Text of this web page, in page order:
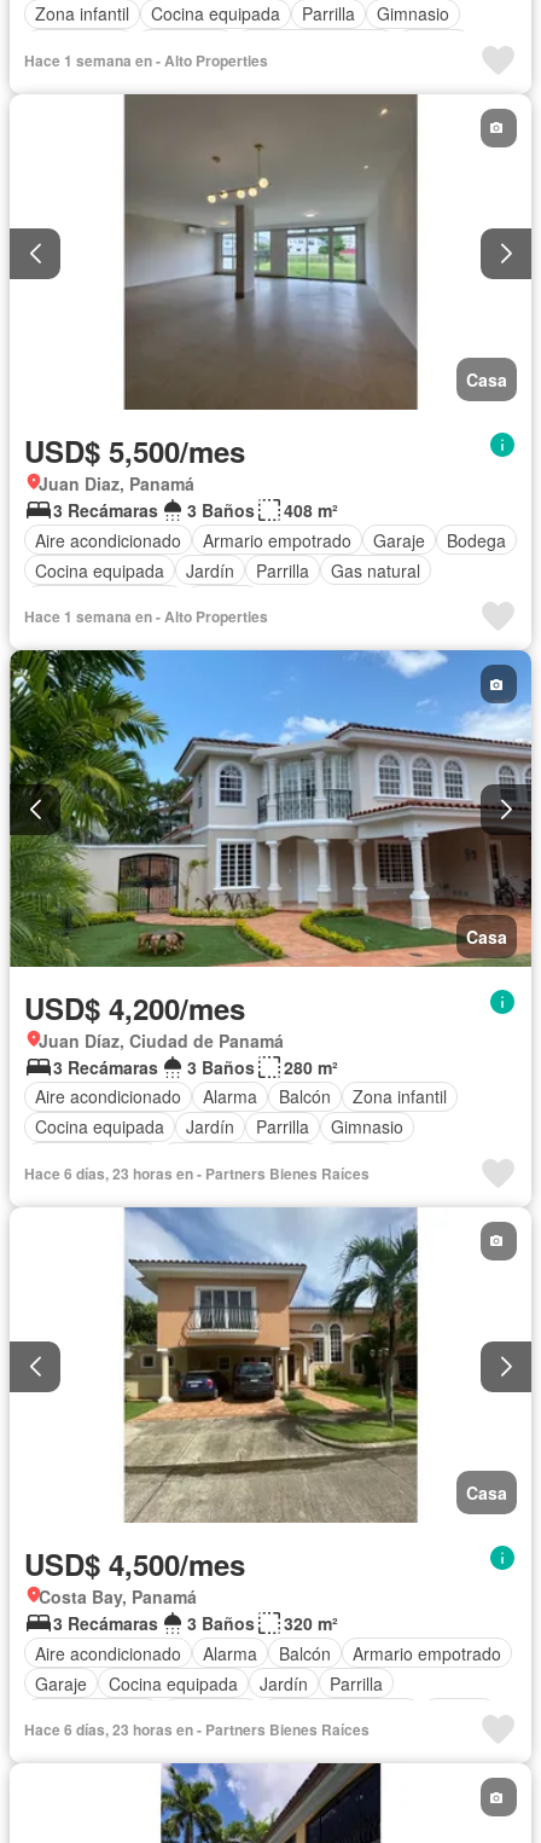
Zona infantil
Cocina equipada Parrilla
Gimnasio
Cancha de tenis
Hace 1 semana en - Alto Properties
Casa
USD$ 5,500/mes
Juan Diaz, Panamá
3 Recámaras
3 Baños
408 m²
Aire acondicionado
Armario empotrado Garaje
Bodega
Cocina equipada
Jardín Parrilla
Gas natural
Hace 1 semana en - Alto Properties
Casa
USD$ 4,200/mes
Juan Díaz, Ciudad de Panamá
3 Recámaras
3 Baños
280 m²
Aire acondicionado
Alarma Balcón
Zona infantil
Cocina equipada
Jardín Parrilla
Gimnasio
Cancha de tenis
Patio
Hace 6 días, 23 horas en - Partners Bienes Raíces
Casa
USD$ 4,500/mes
Costa Bay, Panamá
3 Recámaras
3 Baños
320 m²
Aire acondicionado
Alarma Balcón
Armario empotrado
Garaje
Cocina equipada Jardín
Parrilla
Piscina
Cancha de tenis
Hace 6 días, 23 horas en - Partners Bienes Raíces